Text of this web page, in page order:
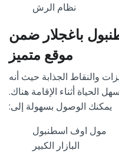
نظام الرش
باغجلار ضمن
موقع متميز
والنقاط الجذابة حيث أنه
الحياة أثناء الإقامة هناك.
يمكنك الوصول بسهولة إلى:
مول اوف اسطنبول
البازار الكبير